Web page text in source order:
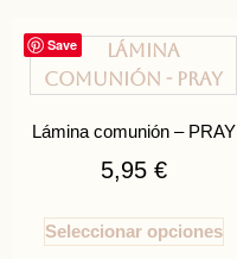
Save
Lámina comunión – PRAY
5,95 €
Seleccionar opciones